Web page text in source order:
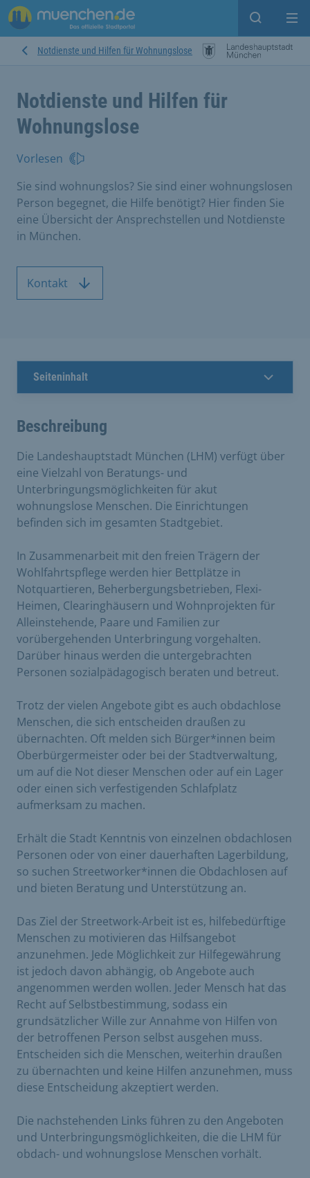
Suche
Notdienste und Hilfen für Wohnungslose
Notdienste und Hilfen für
Wohnungslose
Vorlesen
Sie sind wohnungslos? Sie sind einer wohnungslosen
Person begegnet, die Hilfe benötigt? Hier finden Sie
eine Übersicht der Ansprechstellen und Notdienste
in München.
Kontakt
Seiteninhalt
Beschreibung
​Die Landeshauptstadt München (LHM) verfügt über
eine Vielzahl von Beratungs- und
Unterbringungsmöglichkeiten für akut
wohnungslose Menschen. Die Einrichtungen
befinden sich im gesamten Stadtgebiet.
In Zusammenarbeit mit den freien Trägern der
Wohlfahrtspflege werden hier Bettplätze in
Notquartieren, Beherbergungsbetrieben, Flexi-
Heimen, Clearinghäusern und Wohnprojekten für
Alleinstehende, Paare und Familien zur
vorübergehenden Unterbringung vorgehalten.
Darüber hinaus werden die untergebrachten
Personen sozialpädagogisch beraten und betreut.
Trotz der vielen Angebote gibt es auch obdachlose
Menschen, die sich entscheiden draußen zu
übernachten. Oft melden sich Bürger*innen beim
Oberbürgermeister oder bei der Stadtverwaltung,
um auf die Not dieser Menschen oder auf ein Lager
oder einen sich verfestigenden Schlafplatz
aufmerksam zu machen.
Erhält die Stadt Kenntnis von einzelnen obdachlosen
Personen oder von einer dauerhaften Lagerbildung,
so suchen Streetworker*innen die Obdachlosen auf
und bieten Beratung und Unterstützung an.
Das Ziel der Streetwork-Arbeit ist es, hilfebedürftige
Menschen zu motivieren das Hilfsangebot
anzunehmen. Jede Möglichkeit zur Hilfegewährung
ist jedoch davon abhängig, ob Angebote auch
angenommen werden wollen. Jeder Mensch hat das
Recht auf Selbstbestimmung, sodass ein
grundsätzlicher Wille zur Annahme von Hilfen von
der betroffenen Person selbst ausgehen muss.
Entscheiden sich die Menschen, weiterhin draußen
zu übernachten und keine Hilfen anzunehmen, muss
diese Entscheidung akzeptiert werden.
Die nachstehenden Links führen zu den Angeboten
und Unterbringungsmöglichkeiten, die die LHM für
obdach- und wohnungslose Menschen vorhält.